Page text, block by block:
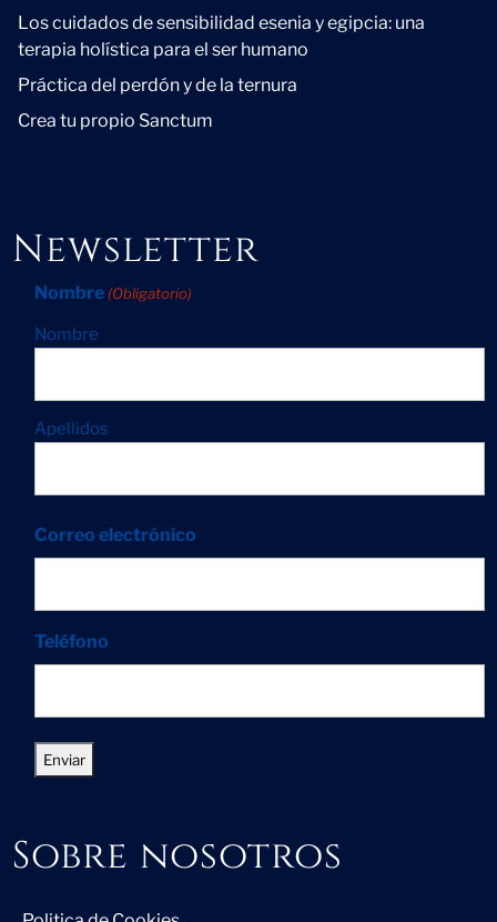
Los cuidados de sensibilidad esenia y egipcia: una
terapia holística para el ser humano
Práctica del perdón y de la ternura
Crea tu propio Sanctum
Newsletter
Nombre (Obligatorio)
Nombre
Apellidos
Correo electrónico
Teléfono
Sobre nosotros